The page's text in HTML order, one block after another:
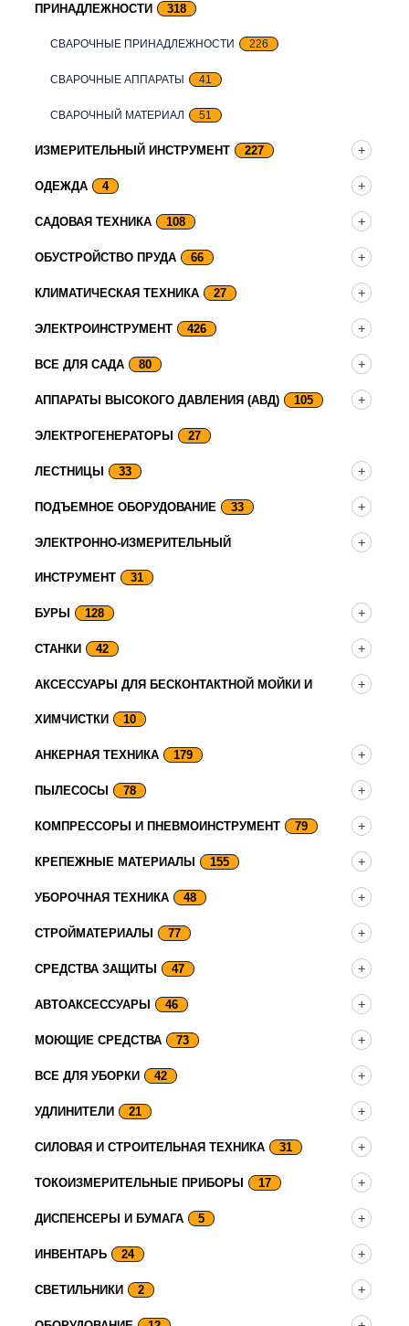
ПРИНАДЛЕЖНОСТИ 318
СВАРОЧНЫЕ ПРИНАДЛЕЖНОСТИ 226
СВАРОЧНЫЕ АППАРАТЫ 41
СВАРОЧНЫЙ МАТЕРИАЛ 51
ИЗМЕРИТЕЛЬНЫЙ ИНСТРУМЕНТ 227
ОДЕЖДА 4
САДОВАЯ ТЕХНИКА 108
ОБУСТРОЙСТВО ПРУДА 66
КЛИМАТИЧЕСКАЯ ТЕХНИКА 27
ЭЛЕКТРОИНСТРУМЕНТ 426
ВСЕ ДЛЯ САДА 80
АППАРАТЫ ВЫСОКОГО ДАВЛЕНИЯ (АВД) 105
ЭЛЕКТРОГЕНЕРАТОРЫ 27
ЛЕСТНИЦЫ 33
ПОДЪЕМНОЕ ОБОРУДОВАНИЕ 33
ЭЛЕКТРОННО-ИЗМЕРИТЕЛЬНЫЙ
ИНСТРУМЕНТ 31
БУРЫ 128
СТАНКИ 42
АКСЕССУАРЫ ДЛЯ БЕСКОНТАКТНОЙ МОЙКИ И
ХИМЧИСТКИ 10
АНКЕРНАЯ ТЕХНИКА 179
ПЫЛЕСОСЫ 78
КОМПРЕССОРЫ И ПНЕВМОИНСТРУМЕНТ 79
КРЕПЕЖНЫЕ МАТЕРИАЛЫ 155
УБОРОЧНАЯ ТЕХНИКА 48
СТРОЙМАТЕРИАЛЫ 77
СРЕДСТВА ЗАЩИТЫ 47
АВТОАКСЕССУАРЫ 46
МОЮЩИЕ СРЕДСТВА 73
ВСЕ ДЛЯ УБОРКИ 42
УДЛИНИТЕЛИ 21
СИЛОВАЯ И СТРОИТЕЛЬНАЯ ТЕХНИКА 31
ТОКОИЗМЕРИТЕЛЬНЫЕ ПРИБОРЫ 17
ДИСПЕНСЕРЫ И БУМАГА 5
ИНВЕНТАРЬ 24
СВЕТИЛЬНИКИ 2